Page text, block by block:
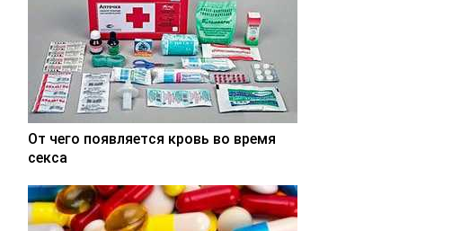
От чего появляется кровь во время
секса